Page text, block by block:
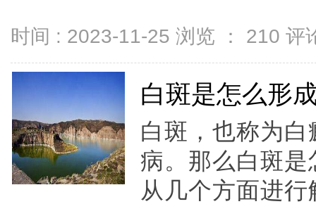
时间 : 2023-11-25 浏览 ： 210 评
白斑是怎么形
白斑，也称为
病。那么白斑
从几个方面进